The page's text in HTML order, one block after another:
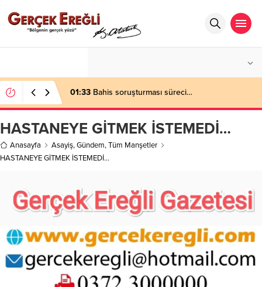
01:33 Bahis soruşturması süreci…
HASTANEYE GİTMEK İSTEMEDİ…
Anasayfa Asayiş,Gündem,Tüm Manşetler
HASTANEYE GİTMEK İSTEMEDİ…